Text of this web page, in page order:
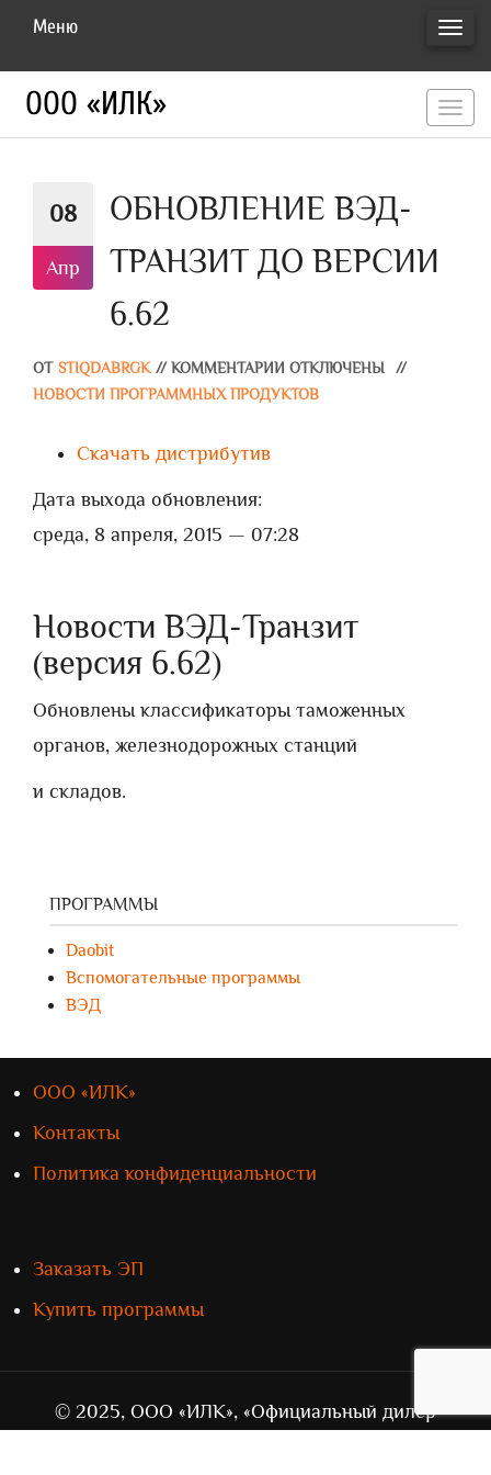
Меню
ООО «ИЛК»
08
Апр
ОБНОВЛЕНИЕ ВЭД-
ТРАНЗИТ ДО ВЕРСИИ
6.62
ОТ STIQDABRGK // КОММЕНТАРИИ ОТКЛЮЧЕНЫ
//
НОВОСТИ ПРОГРАММНЫХ ПРОДУКТОВ
Скачать дистрибутив
Дата выхода обновления:
среда, 8 апреля, 2015 — 07:28
Новости ВЭД-Транзит
(версия 6.62)
Обновлены классификаторы таможенных
органов, железнодорожных станций
и складов.
ПРОГРАММЫ
Daobit
Вспомогательные программы
ВЭД
ООО «ИЛК»
Контакты
Политика конфиденциальности
Заказать ЭП
Купить программы
© 2025, ООО «ИЛК», «Официальный дилер